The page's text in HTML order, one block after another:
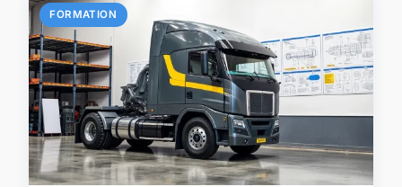
FORMATION